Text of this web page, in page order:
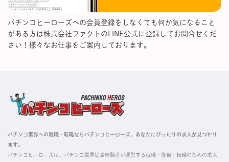
パチンコヒーローズへの会員登録をしなくても何か気になること
がある方は株式会社ファクトのLINE公式に登録してお問合せくだ
さい！様々なお仕事をご案内しております。
パチンコ業界への就職・転職ならパチンコヒーローズ。あなたにぴったりの求人が見つかり
ます。
パチンコヒーローズは、パチンコ業界従事経験者が運営する就職・復職・転職のための求人